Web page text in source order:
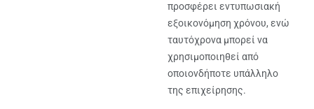
προσφέρει εντυπωσιακή
εξοικονόμηση χρόνου, ενώ
ταυτόχρονα μπορεί να
χρησιμοποιηθεί από
οποιονδήποτε υπάλληλο
της επιχείρησης.